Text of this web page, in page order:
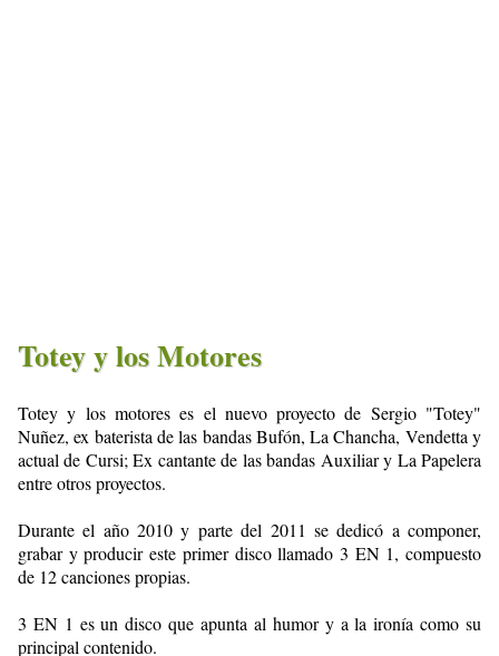
Totey y los Motores
Totey y los motores es el nuevo proyecto de Sergio "Totey"
Nuñez, ex baterista de las bandas Bufón, La Chancha, Vendetta y
actual de Cursi; Ex cantante de las bandas Auxiliar y La Papelera
entre otros proyectos.
Durante el año 2010 y parte del 2011 se dedicó a componer,
grabar y producir este primer disco llamado 3 EN 1, compuesto
de 12 canciones propias.
3 EN 1 es un disco que apunta al humor y a la ironía como su
principal contenido.